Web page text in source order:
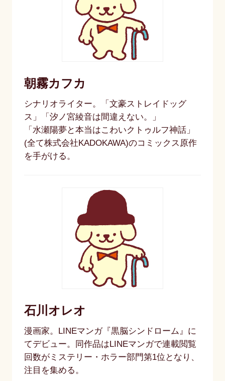
朝霧カフカ
シナリオライター。「文豪ストレイドッグ
ス」「汐ノ宮綾音は間違えない。」
「水瀬陽夢と本当はこわいクトゥルフ神話」
(全て株式会社KADOKAWA)のコミックス原作
を手がける。
石川オレオ
漫画家。LINEマンガ『黒脳シンドローム』に
てデビュー。同作品はLINEマンガで連載閲覧
回数がミステリー・ホラー部門第1位となり、
注目を集める。